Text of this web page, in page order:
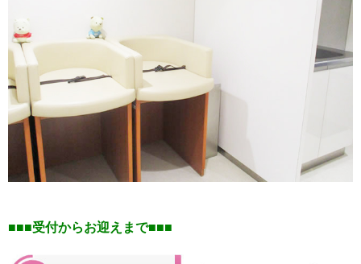
■■■受付からお迎えまで■■■